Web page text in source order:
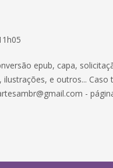
epub, capa,
e outros... Caso
-